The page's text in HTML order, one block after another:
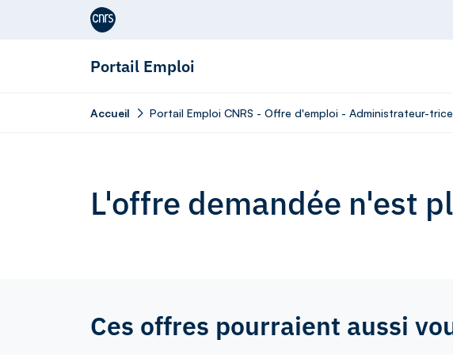
Aller au contenu
Portail Emploi
Accueil Portail Emploi CNRS - Offre d'emploi - Administrateur-
L'offre demandée n'est
Ces offres pourraient aussi